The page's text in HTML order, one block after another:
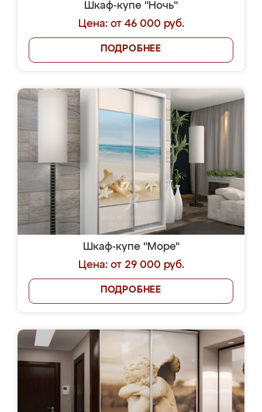
Шкаф-купе "Ночь"
Цена: от 46 000 руб.
ПОДРОБНЕЕ
Шкаф-купе "Море"
Цена: от 29 000 руб.
ПОДРОБНЕЕ